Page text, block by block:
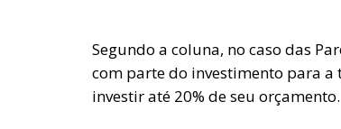
Segundo a coluna, no caso das
com parte do investimento para a
investir até 20% de seu orçamento.